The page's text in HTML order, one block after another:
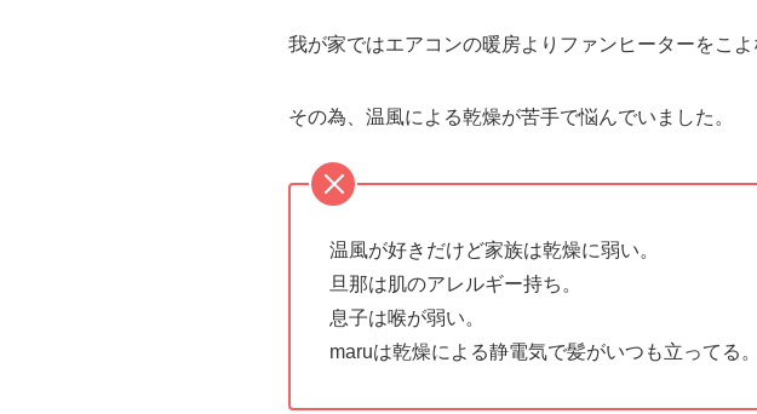
我が家ではエアコンの暖房よりファンヒーターをこ
その為、温風による乾燥が苦手で悩んでいました。
温風が好きだけど家族は乾燥に弱い。
旦那は肌のアレルギー持ち。
息子は喉が弱い。
maruは乾燥による静電気で髪がいつも立ってる。